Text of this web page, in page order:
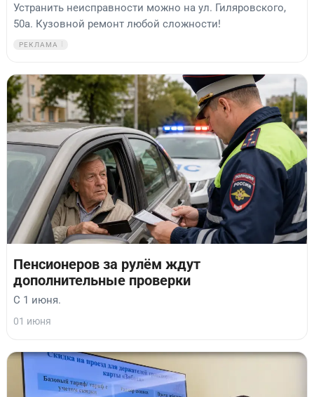
Устранить неисправности можно на ул. Гиляровского,
50а. Кузовной ремонт любой сложности!
РЕКЛАМА
Пенсионеров за рулём ждут
дополнительные проверки
С 1 июня.
01 июня